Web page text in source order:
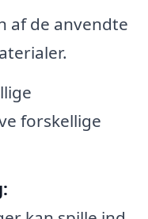
af de anvendte
forskellige